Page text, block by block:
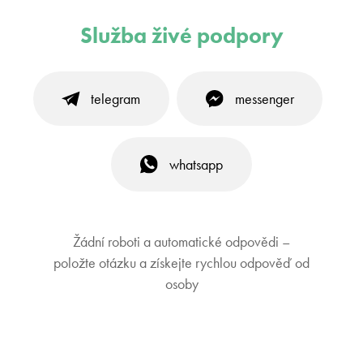
Služba živé podpory
telegram messenger
whatsapp
Žádní roboti a automatické odpovědi –
položte otázku a získejte rychlou odpověď od
osoby